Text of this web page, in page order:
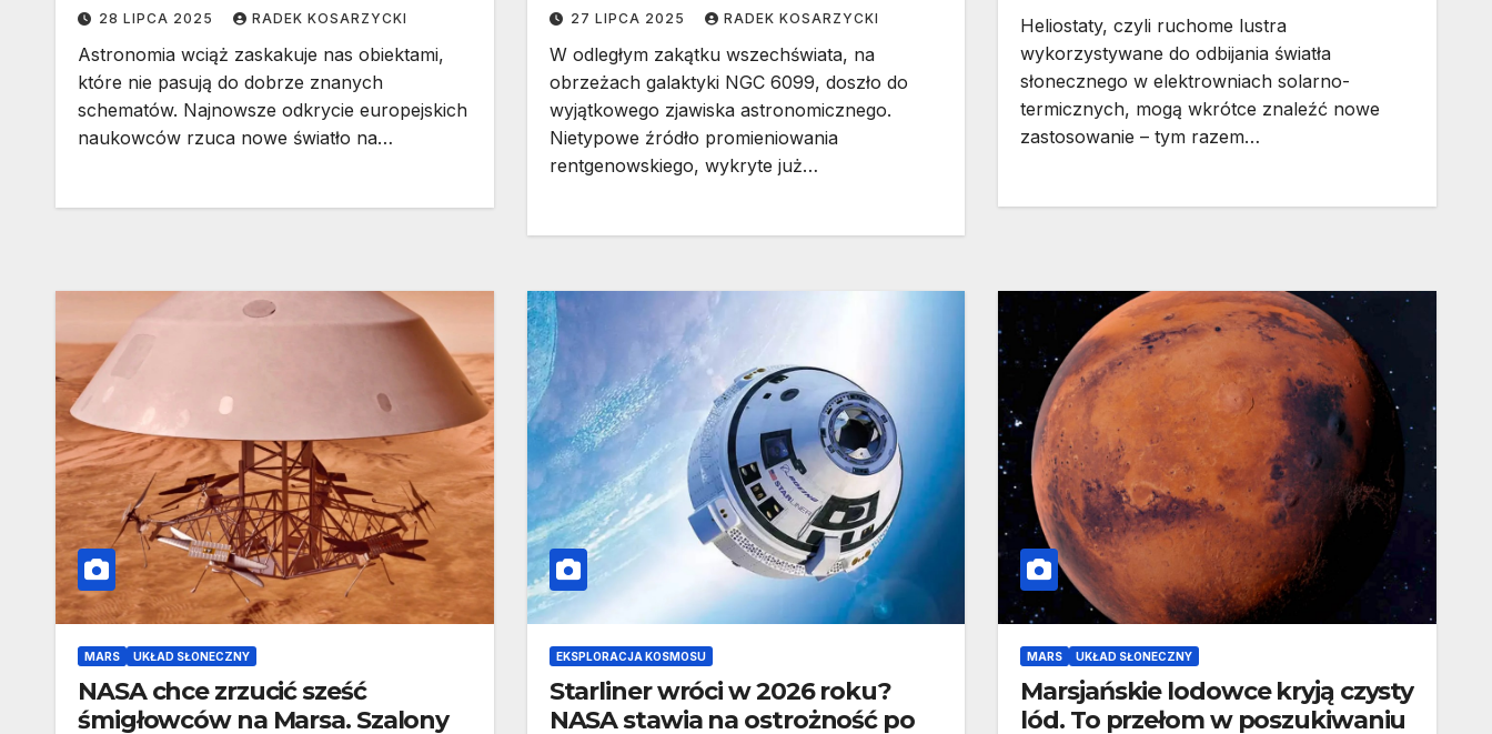
28 LIPCA 2025 RADEK KOSARZYCKI
Astronomia wciąż zaskakuje nas obiektami,
które nie pasują do dobrze znanych
schematów. Najnowsze odkrycie europejskich
naukowców rzuca nowe światło na…
27 LIPCA 2025 RADEK KOSARZYCKI
W odległym zakątku wszechświata, na
obrzeżach galaktyki NGC 6099, doszło do
wyjątkowego zjawiska astronomicznego.
Nietypowe źródło promieniowania
rentgenowskiego, wykryte już…
Heliostaty, czyli ruchome lustra
wykorzystywane do odbijania światła
słonecznego w elektrowniach solarno-
termicznych, mogą wkrótce znaleźć nowe
zastosowanie – tym razem…
MARS UKŁAD SŁONECZNY
NASA chce zrzucić sześć
śmigłowców na Marsa. Szalony
EKSPLORACJA KOSMOSU
Starliner wróci w 2026 roku?
NASA stawia na ostrożność po
MARS UKŁAD SŁONECZNY
Marsjańskie lodowce kryją czysty
lód. To przełom w poszukiwaniu